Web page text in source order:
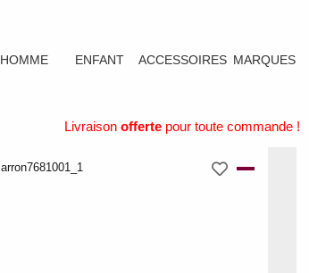
HOMME ENFANT ACCESSOIRES MARQUES
Livraison offerte pour toute commande !